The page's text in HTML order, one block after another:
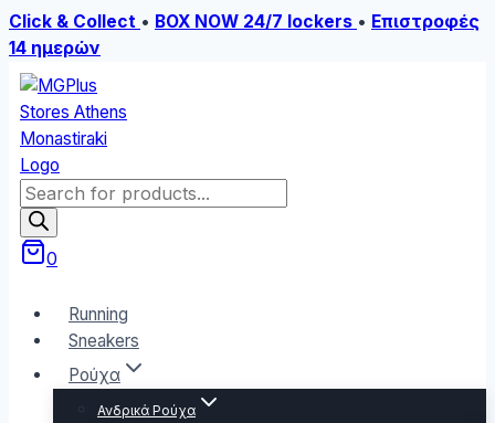
Click & Collect • BOX NOW 24/7 lockers • Επιστροφές
14 ημερών
Skip
to
content
Products
search
0
Running
Sneakers
Ρούχα
Ανδρικά Ρούχα